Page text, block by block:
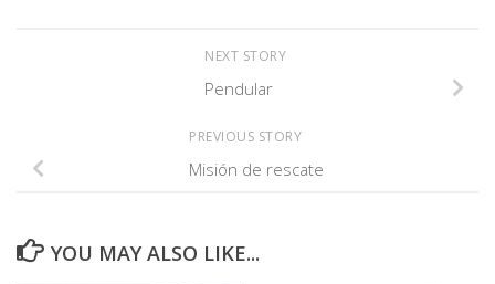
NEXT STORY
Pendular
PREVIOUS STORY
Misión de rescate
YOU MAY ALSO LIKE...